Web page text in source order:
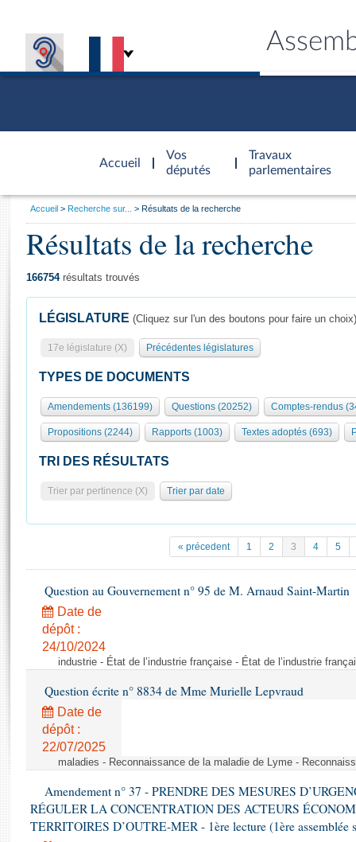
Accueil
d'accueil
Vos
députés
Travaux
parlementaires
Présidence
577 députés
Groupes politiques
Séance publique
Commissions et autres organes
Europe et International
Pétitions
Projets de loi
Propositions de loi
Amendements
Textes adoptés
Rapports d'information
Rapports d'enquête
Rapports législatifs
Dossiers législatifs
Général
Rôle et pouvoirs de l'Assemblée
Organisation de l'Assemblée
Présidence Conférence des Présidents Bureau Collège des
Statistiques et chiffres clés
Documents de référence
( Constitution | Règlement de l'Assemblée ... )
Histoire
Juniors
Anciennes législatures
Liens vers les sites publics
Visiter l'Assemblée
Visite virtuelle du palais Bourbon
Assister à une séance
Contacts et plan d'accès
Photos libres de droit
Vous
Accueil Recherche sur... Résultats de la recherche
Résultats de la recherche
166754résultats trouvés
LÉGISLATURE (Cliquez sur l'un des boutons pour faire un choix)
17e législature (X) Précédentes législatures
TYPES DE DOCUMENTS
Amendements (136199) Questions (20252) Comptes-rendus
Propositions (2244) Rapports (1003) Textes adoptés (693)
TRI DES RÉSULTATS
Trier par pertinence (X) Trier par date
« précedent 1 2 3 4 5
Question au Gouvernement n° 95 de M. Arnaud Saint-Martin
Date de
dépôt :
24/10/2024
industrie - État de l’industrie française - État de l’industrie
Question écrite n° 8834 de Mme Murielle Lepvraud
Date de
dépôt :
22/07/2025
maladies - Reconnaissance de la maladie de Lyme -
Amendement n° 37 - PRENDRE DES MESURES
RÉGULER LA CONCENTRATION DES ACTEURS
TERRITOIRES D’OUTRE-MER - 1ère lecture (1ère assemblée